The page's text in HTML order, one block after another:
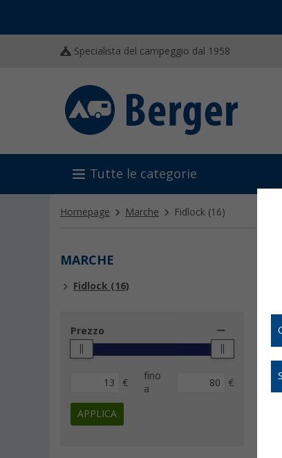
Specialista del campeggio dal 1958
Tutte le categorie
Homepage Marche Fidlock (16)
MARCHE
Fidlock (16)
Prezzo
€
fino
a
€
APPLICA